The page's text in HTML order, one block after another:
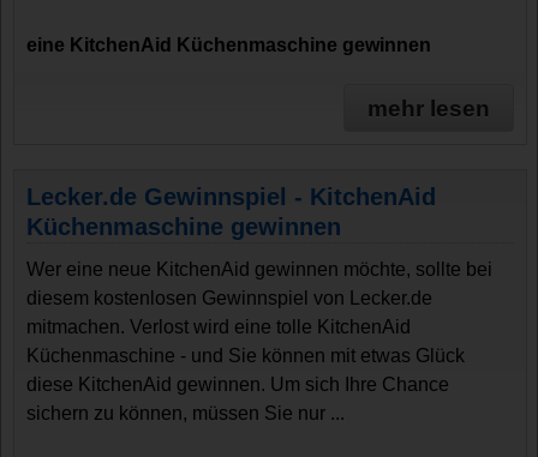
eine KitchenAid Küchenmaschine gewinnen
mehr lesen
Lecker.de Gewinnspiel - KitchenAid
Küchenmaschine gewinnen
Wer eine neue KitchenAid gewinnen möchte, sollte bei
diesem kostenlosen Gewinnspiel von Lecker.de
mitmachen. Verlost wird eine tolle KitchenAid
Küchenmaschine - und Sie können mit etwas Glück
diese KitchenAid gewinnen. Um sich Ihre Chance
sichern zu können, müssen Sie nur ...